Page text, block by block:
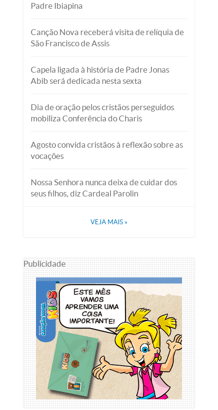
Padre Ibiapina
Canção Nova receberá visita de relíquia de
São Francisco de Assis
Capela ligada à história de Padre Jonas
Abib será dedicada nesta sexta
Dia de oração pelos cristãos perseguidos
mobiliza Conferência do Charis
Agosto convida cristãos à reflexão sobre as
vocações
Nossa Senhora nunca deixa de cuidar dos
seus filhos, diz Cardeal Parolin
VEJA MAIS »
Publicidade